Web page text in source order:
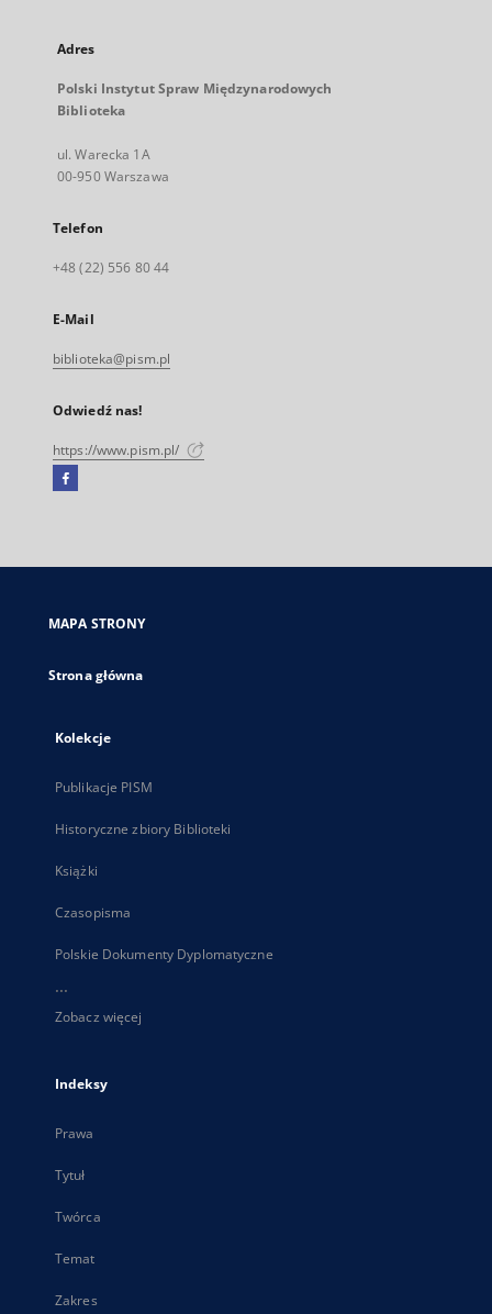
Adres
Polski Instytut Spraw Międzynarodowych
Biblioteka
ul. Warecka 1A
00-950 Warszawa
Telefon
+48 (22) 556 80 44
E-Mail
biblioteka@pism.pl
Odwiedź nas!
https://www.pism.pl/
Facebook
się
karcie
MAPA STRONY
Strona główna
Kolekcje
Publikacje PISM
Historyczne zbiory Biblioteki
Książki
Czasopisma
Polskie Dokumenty Dyplomatyczne
...
Zobacz więcej
Indeksy
Prawa
Tytuł
Twórca
Temat
Zakres